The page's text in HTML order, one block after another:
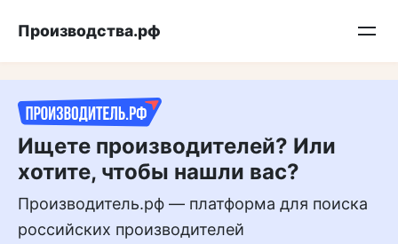
Подписывайтесь на нас в MAX
Производства.рф
Ищете производителей? Или
хотите, чтобы нашли вас?
Производитель.рф — платформа для поиска
российских производителей